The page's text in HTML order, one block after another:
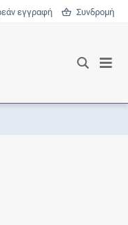
εγγραφή Συνδρομή